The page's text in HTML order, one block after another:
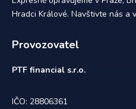
Hradci Králové. Navštivte nás a
Provozovatel
PTF financial s.r.o.
IČO: 28806361